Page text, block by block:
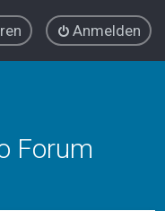
Anmelden
Forum